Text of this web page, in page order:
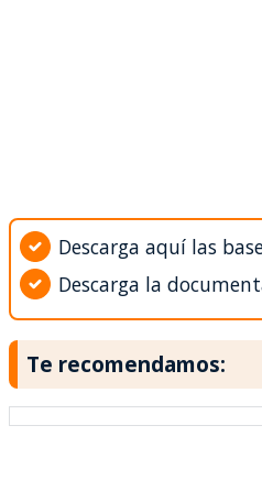
Descarga aquí las
Descarga la
Te recomendamos: